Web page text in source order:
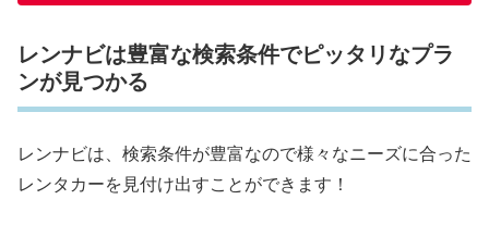
レンナビは豊富な検索条件でピッタリなプラ
ンが見つかる
レンナビは、検索条件が豊富なので様々なニーズに合った
レンタカーを見付け出すことができます！